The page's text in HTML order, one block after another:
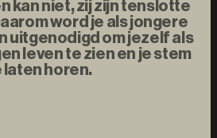
kan niet, zij zijn tenslotte
word je als jongere
uitgenodigd om jezelf als
leven te zien en je stem
laten horen.